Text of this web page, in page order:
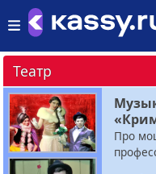
Театр
Про